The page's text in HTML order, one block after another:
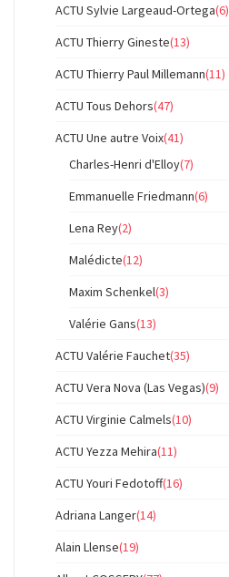
ACTU Sylvie Largeaud-Ortega(6)
ACTU Thierry Gineste(13)
ACTU Thierry Paul Millemann(11)
ACTU Tous Dehors(47)
ACTU Une autre Voix(41)
Charles-Henri d'Elloy(7)
Emmanuelle Friedmann(6)
Lena Rey(2)
Malédicte(12)
Maxim Schenkel(3)
Valérie Gans(13)
ACTU Valérie Fauchet(35)
ACTU Vera Nova (Las Vegas)(9)
ACTU Virginie Calmels(10)
ACTU Yezza Mehira(11)
ACTU Youri Fedotoff(16)
Adriana Langer(14)
Alain Llense(19)